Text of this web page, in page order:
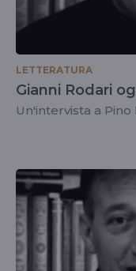
LETTERATURA
Gianni Rodari
Un'intervista a Pino